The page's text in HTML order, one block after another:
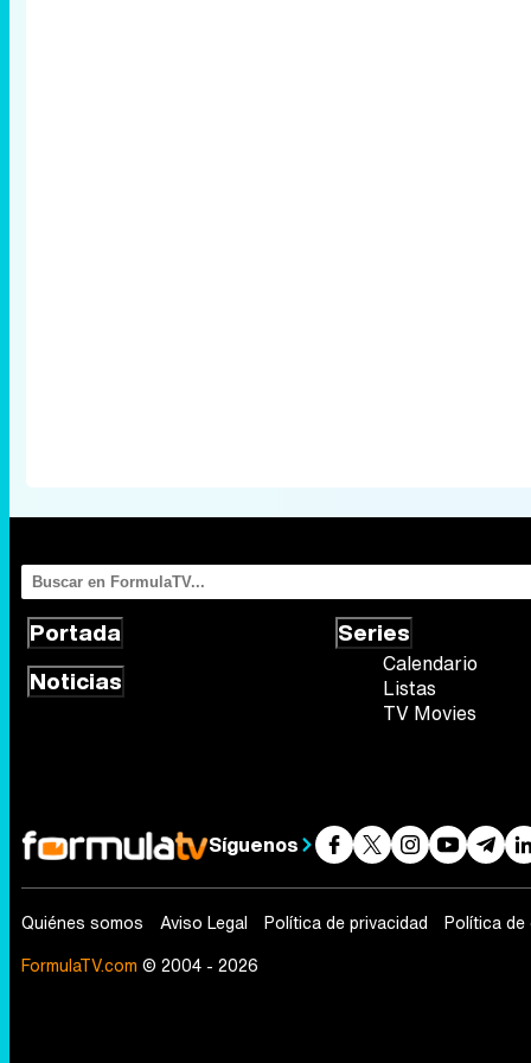
Portada
Noticias
Series
Calendario
Listas
TV Movies
Síguenos
Quiénes somos Aviso Legal Política de privacidad Política
FormulaTV.com © 2004 - 2026